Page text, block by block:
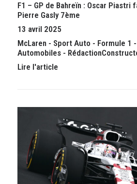
F1 – GP de Bahreïn : Oscar Piastri
Pierre Gasly 7ème
13 avril 2025
McLaren - Sport Auto - Formule 1 -
Automobiles - Rédaction
Lire l'article